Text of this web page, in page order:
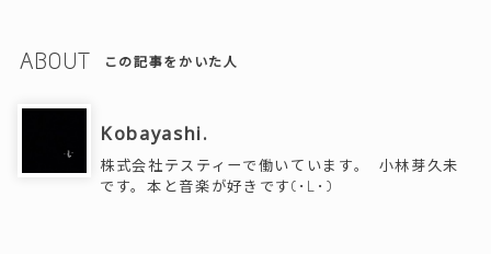
ABOUT この記事をかいた人
Kobayashi.
株式会社テスティーで働いています。 小林芽久未
です。本と音楽が好きです(･L･)